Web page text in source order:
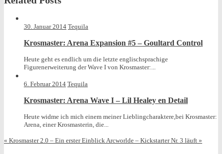
was
posted
30. Januar 2014 Tequila
Krosmaster: Arena Expansion #5 – Goultard Control
Heute geht es endlich um die letzte englischsprachige
Figurenerweiterung der Wave I von Krosmaster:...
6. Februar 2014 Tequila
Krosmaster: Arena Wave I – Lil Healey en Detail
Heute widme ich mich einem meiner Lieblingcharaktere,bei Krosmaster:
Arena, einer Krosmasterin, die...
« Krosmaster 2.0 – Ein erster EinblickArcworlde – Kickstarter Nr. 3 läuft »